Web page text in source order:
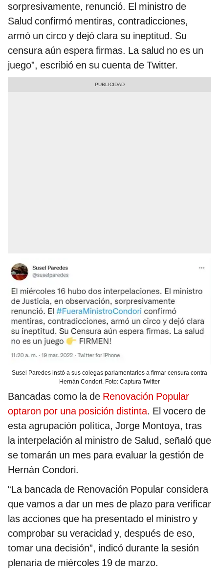
sorpresivamente, renunció. El ministro de
Salud confirmó mentiras, contradicciones,
armó un circo y dejó clara su ineptitud. Su
censura aún espera firmas. La salud no es un
juego”, escribió en su cuenta de Twitter.
Susel Paredes instó a sus colegas parlamentarios a firmar censura contra
Hernán Condori. Foto: Captura Twitter
Bancadas como la de Renovación Popular
optaron por una posición distinta. El vocero de
esta agrupación política, Jorge Montoya, tras
la interpelación al ministro de Salud, señaló que
se tomarán un mes para evaluar la gestión de
Hernán Condori.
“La bancada de Renovación Popular considera
que vamos a dar un mes de plazo para verificar
las acciones que ha presentado el ministro y
comprobar su veracidad y, después de eso,
tomar una decisión”, indicó durante la sesión
plenaria de miércoles 19 de marzo.